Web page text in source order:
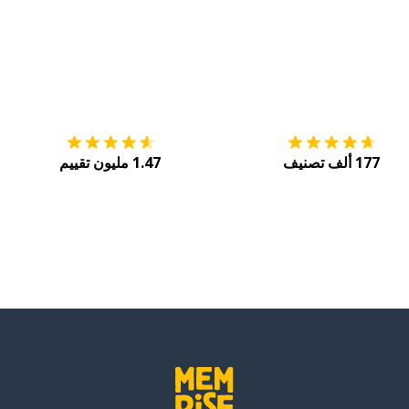
177 ألف تصنيف 1.47 مليون تقييم